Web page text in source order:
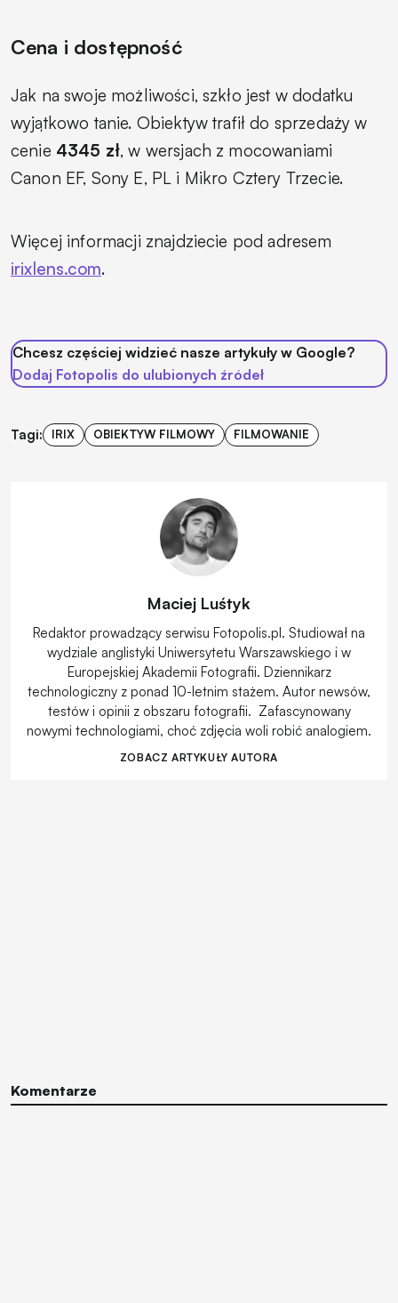
Cena i dostępność
Jak na swoje możliwości, szkło jest w dodatku
wyjątkowo tanie. Obiektyw trafił do sprzedaży w
cenie 4345 zł, w wersjach z mocowaniami
Canon EF, Sony E, PL i Mikro Cztery Trzecie.
Więcej informacji znajdziecie pod adresem
irixlens.com.
Chcesz częściej widzieć nasze artykuły w Google?
Dodaj Fotopolis do ulubionych źródeł
Tagi: IRIX OBIEKTYW FILMOWY FILMOWANIE
Maciej Luśtyk
Redaktor prowadzący serwisu Fotopolis.pl. Studiował na
wydziale anglistyki Uniwersytetu Warszawskiego i w
Europejskiej Akademii Fotografii. Dziennikarz
technologiczny z ponad 10-letnim stażem. Autor newsów,
testów i opinii z obszaru fotografii. Zafascynowany
nowymi technologiami, choć zdjęcia woli robić analogiem.
ZOBACZ ARTYKUŁY AUTORA
Komentarze